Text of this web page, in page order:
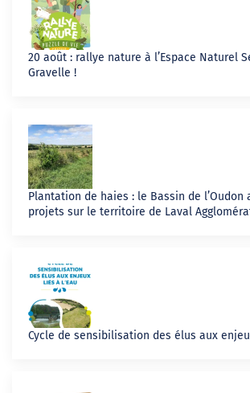
20 août : rallye nature à l’Espace Naturel
Gravelle !
Plantation de haies : le Bassin de l’Oudon
projets sur le territoire de Laval
Cycle de sensibilisation des élus aux